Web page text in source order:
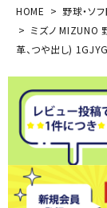
HOME 野球・ソ
ミズノ MIZUNO
革、つや出し)